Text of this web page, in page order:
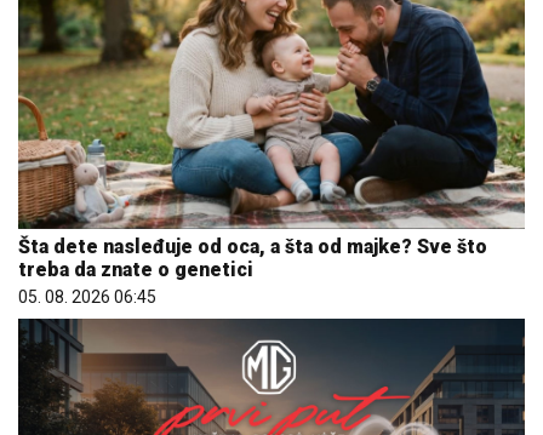
Šta dete nasleđuje od oca, a šta od majke? Sve što
treba da znate o genetici
05. 08. 2026 06:45